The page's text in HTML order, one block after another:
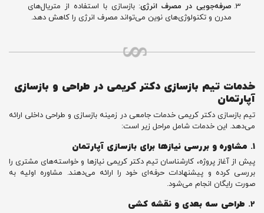
صرفه‌جویی در مصرف انرژی: بازسازی با استفاده از متریال‌های
مدرن و تکنولوژی‌های نوین می‌تواند مصرف انرژی را کاهش دهد.
خدمات تیم بازسازی دکتر کریمی در طراحی و بازسازی
آپارتمان
تیم بازسازی دکتر کریمی خدمات جامعی در زمینه بازسازی و طراحی داخلی ارائه
می‌دهد. این خدمات شامل مراحل زیر است:
1. مشاوره و بررسی نیازها برای بازسازی آپارتمان
پیش از آغاز پروژه، کارشناسان تیم دکتر کریمی نیازها و خواسته‌های مشتری را
بررسی کرده و پیشنهادات حرفه‌ای خود را ارائه می‌دهند. مشاوره اولیه به
صورت رایگان انجام می‌شود.
2. طراحی سه‌ بعدی و نقشه‌ کشی